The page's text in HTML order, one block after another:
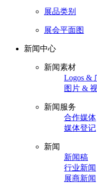
展品类别
展会平面图
新闻中心
新闻素材
Logos &
图片 &
新闻服务
合作媒体
媒体登记
新闻
新闻稿
行业新闻
展商新闻